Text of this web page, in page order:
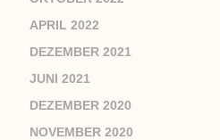
APRIL 2022
DEZEMBER 2021
JUNI 2021
DEZEMBER 2020
NOVEMBER 2020